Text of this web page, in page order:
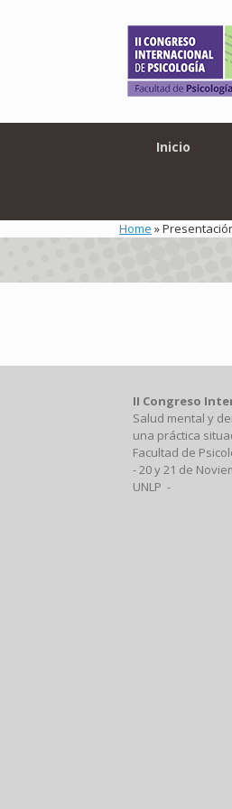
Inicio
Home »
II Congreso
Salud mental y
una práctica
Facultad de
- 20 y 21 de
UNLP -